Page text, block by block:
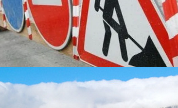
В США Оказался Смертоноснее «испанки»
Движение На Проспекте Палладина